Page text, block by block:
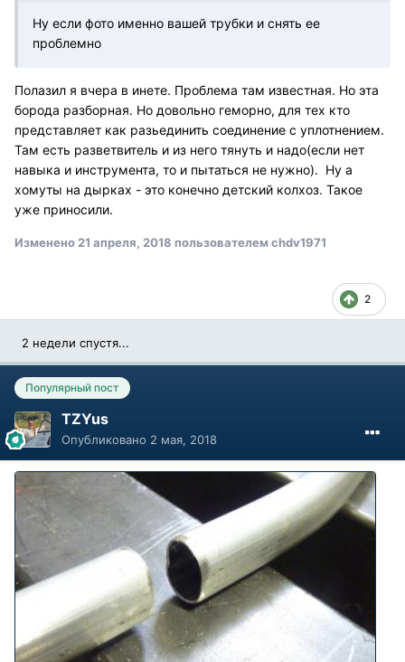
Ну если фото именно вашей трубки и снять ее
проблемно
Полазил я вчера в инете. Проблема там известная. Но эта
борода разборная. Но довольно геморно, для тех кто
представляет как разьединить соединение с уплотнением.
Там есть разветвитель и из него тянуть и надо(если нет
навыка и инструмента, то и пытаться не нужно). Ну а
хомуты на дырках - это конечно детский колхоз. Такое
уже приносили.
Изменено 21 апреля, 2018 пользователем chdv1971
2
2 недели спустя...
Популярный пост
TZYus
Опубликовано 2 мая, 2018